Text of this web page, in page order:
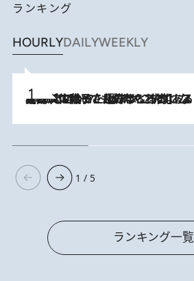
ランキング
HOURLYDAILYWEEKLY
2026.8.5
【阿川佐和子さんの年とる力】なぜ70代で始めた趣味は“こんなに楽しい”のか？ ピアノ、俳句…スランプに陥っても続けられる“ある秘訣”とは
1 / 5
ランキング一覧